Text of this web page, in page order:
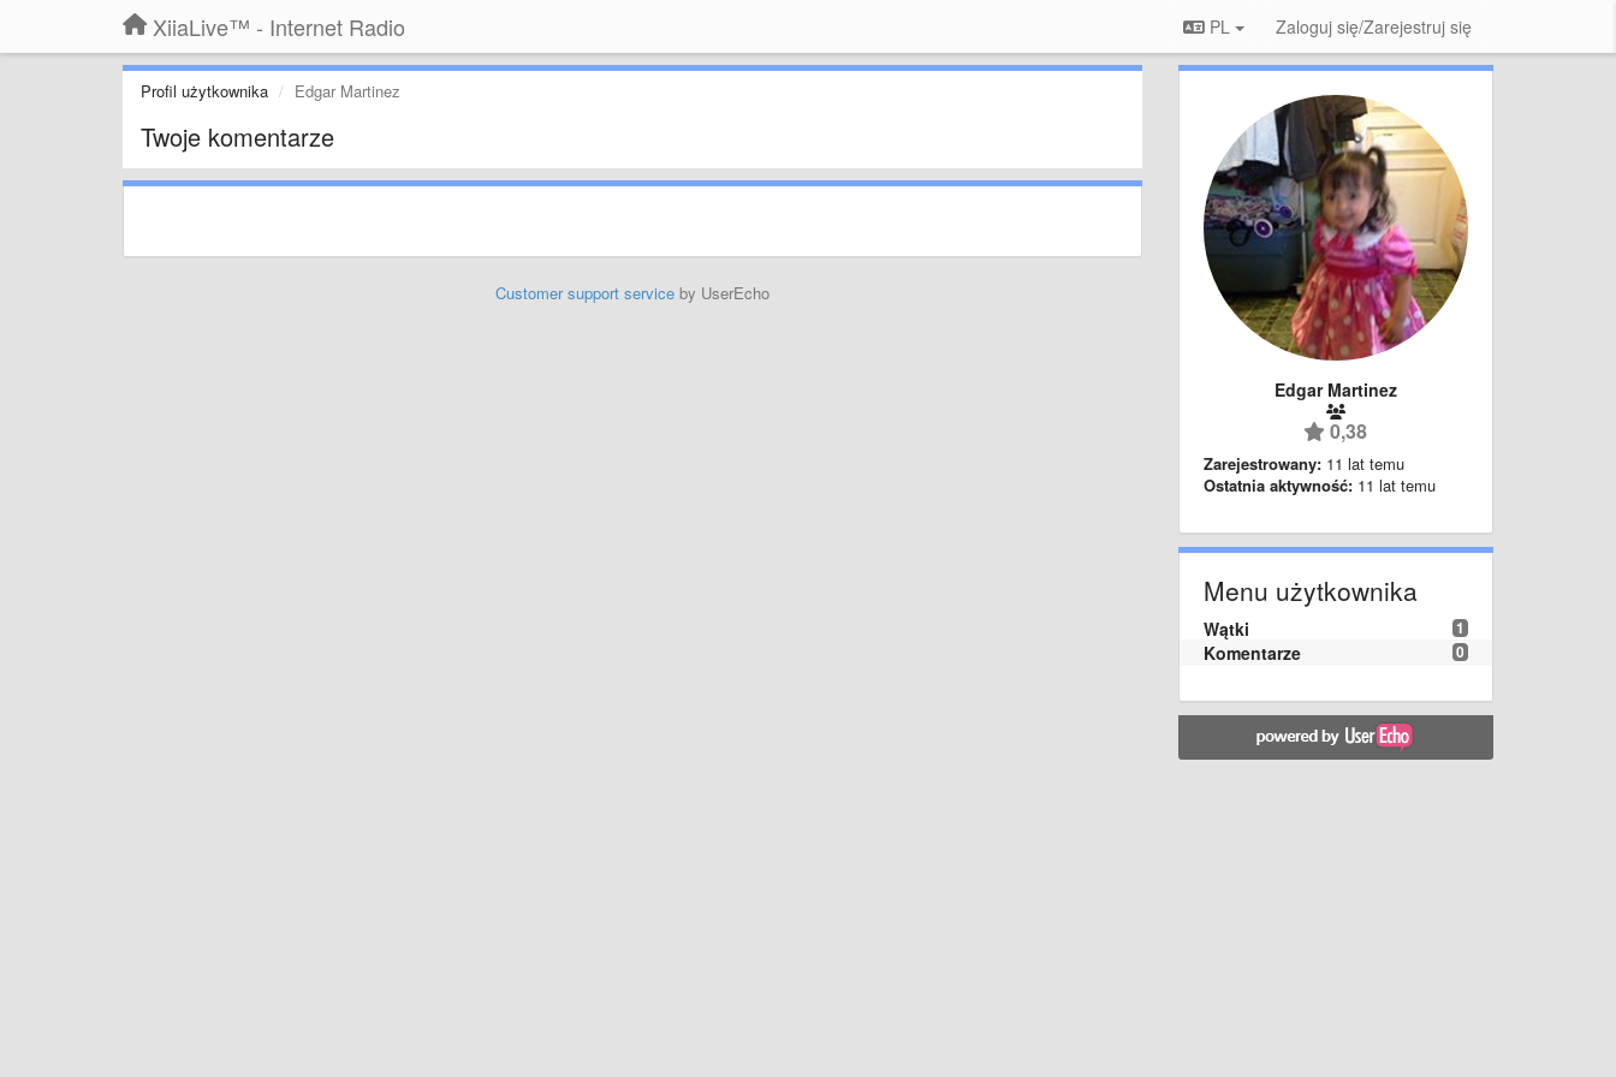
XiiaLive™ - Internet Radio PL Zaloguj się/Zarejestruj się
Profil użytkownika Edgar Martinez
Twoje komentarze
Customer support serviceby UserEcho
Edgar Martinez
0,38
Zarejestrowany: 11 lat temu
Ostatnia aktywność: 11 lat temu
Menu użytkownika
1
Wątki
0
Komentarze